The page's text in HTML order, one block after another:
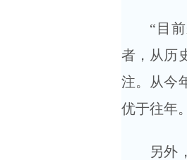
“目
者，从历
注。从今
优于往年。
另外